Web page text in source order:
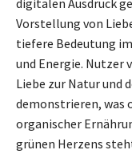
Vorstellung von
tiefere Bedeutung
und Energie. Nutzer
Liebe zur Natur und
demonstrieren, was
organischer
grünen Herzens